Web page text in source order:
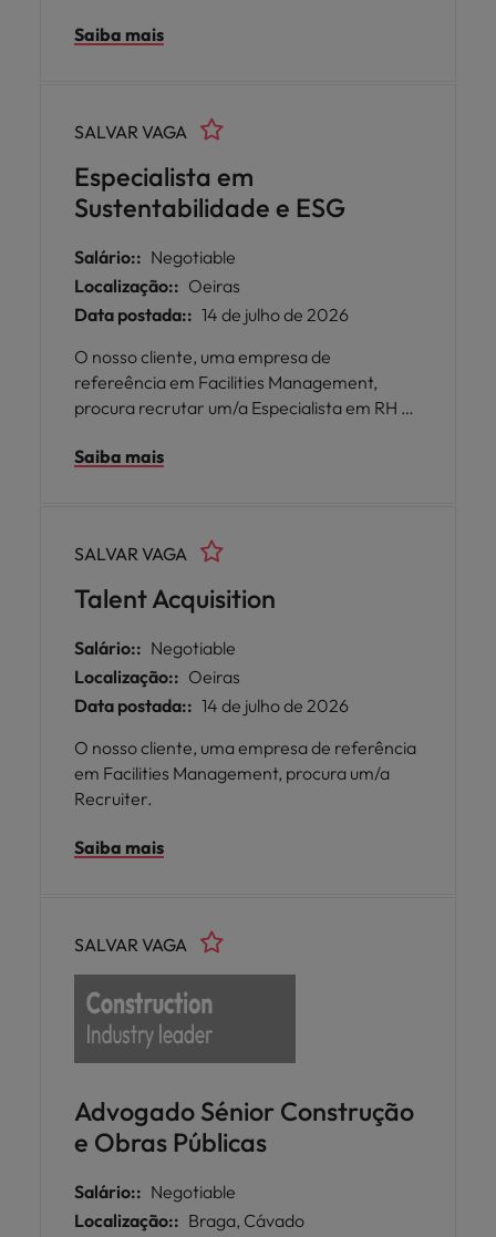
Saiba mais
Especialista em
Sustentabilidade e ESG
SALVAR VAGA
Salário:: Negotiable
Localização:: Oeiras
Data postada:: 14 de julho de 2026
O nosso cliente, uma empresa de
refereência em Facilities Management,
procura recrutar um/a Especialista em RH e
Saiba mais
Talent Acquisition
SALVAR VAGA
Salário:: Negotiable
Localização:: Oeiras
Data postada:: 14 de julho de 2026
O nosso cliente, uma empresa de referência
em Facilities Management, procura um/a
Recruiter.
Saiba mais
Advogado Sénior Construção
e Obras Públicas
SALVAR VAGA
Salário:: Negotiable
Localização:: Braga, Cávado